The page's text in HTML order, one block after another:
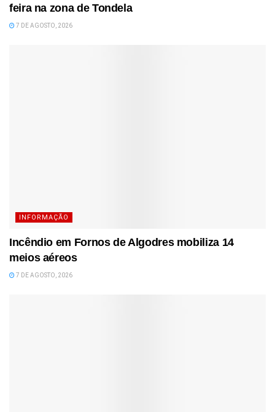
feira na zona de Tondela
7 DE AGOSTO, 2026
INFORMAÇÃO
Incêndio em Fornos de Algodres mobiliza 14
meios aéreos
7 DE AGOSTO, 2026